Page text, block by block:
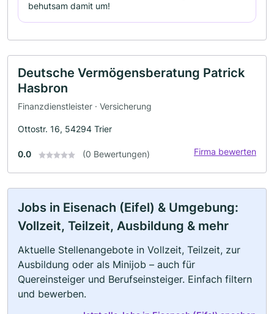
behutsam damit um!
Deutsche Vermögensberatung Patrick
Hasbron
Finanzdienstleister · Versicherung
Ottostr. 16, 54294 Trier
0.0 (0 Bewertungen) Firma bewerten
Jobs in Eisenach (Eifel) & Umgebung:
Vollzeit, Teilzeit, Ausbildung & mehr
Aktuelle Stellenangebote in Vollzeit, Teilzeit, zur
Ausbildung oder als Minijob – auch für
Quereinsteiger und Berufseinsteiger. Einfach filtern
und bewerben.